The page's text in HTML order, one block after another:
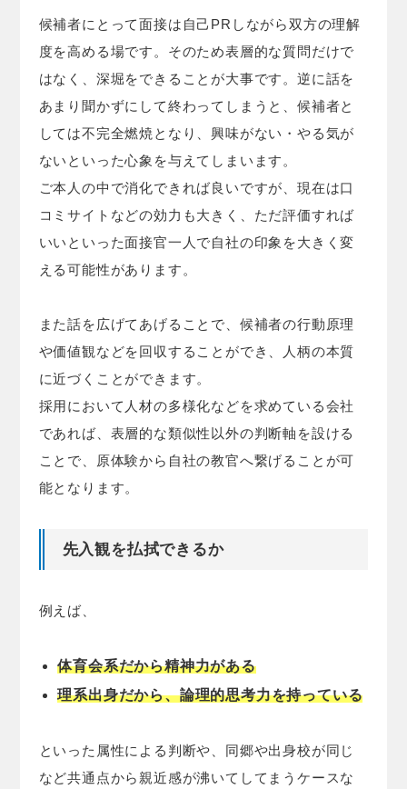
候補者にとって面接は自己PRしながら双方の理解
度を高める場です。そのため表層的な質問だけで
はなく、深堀をできることが大事です。逆に話を
あまり聞かずにして終わってしまうと、候補者と
しては不完全燃焼となり、興味がない・やる気が
ないといった心象を与えてしまいます。
ご本人の中で消化できれば良いですが、現在は口
コミサイトなどの効力も大きく、ただ評価すれば
いいといった面接官一人で自社の印象を大きく変
える可能性があります。
また話を広げてあげることで、候補者の行動原理
や価値観などを回収することができ、人柄の本質
に近づくことができます。
採用において人材の多様化などを求めている会社
であれば、表層的な類似性以外の判断軸を設ける
ことで、原体験から自社の教官へ繋げることが可
能となります。
先入観を払拭できるか
例えば、
体育会系だから精神力がある
理系出身だから、論理的思考力を持っている
といった属性による判断や、同郷や出身校が同じ
など共通点から親近感が沸いてしてまうケースな